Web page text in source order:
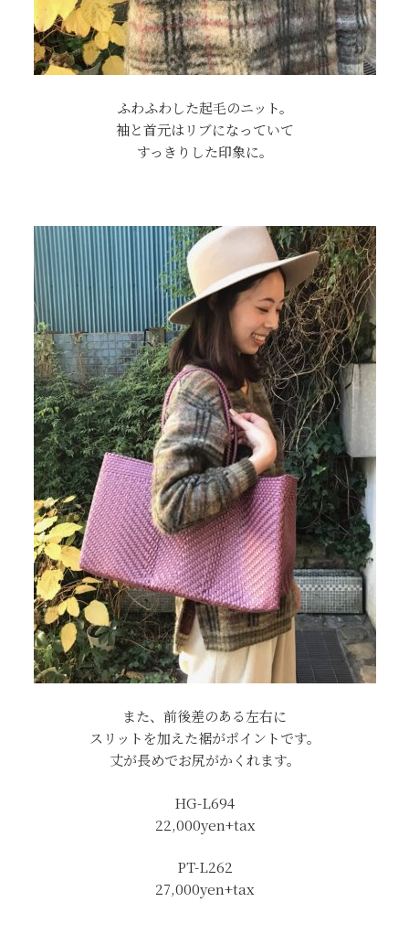
ふわふわした起毛のニット。
袖と首元はリブになっていて
すっきりした印象に。
また、前後差のある左右に
スリットを加えた裾がポイントです。
丈が長めでお尻がかくれます。
HG-L694
22,000yen+tax
PT-L262
27,000yen+tax